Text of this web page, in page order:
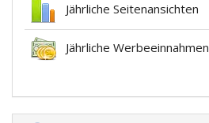
Jährliche Seitenansichten
Jährliche Werbeeinnahmen